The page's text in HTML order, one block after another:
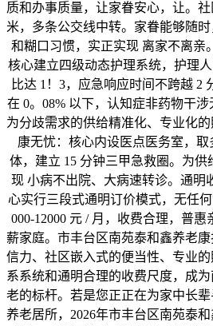
质和办事质量，让家眷安心，让。
米，多条公交线中转。家眷能够随
和糊口习惯，实正实现 离家不离亲
核心建立四级动态护理系统，护理
比达 1！3，应急响应时间不跨越 2
在 0。08% 以下，认知症非药物干
为分歧需求的供给精准化、专业化
康无忧：核心内设医点医务室，
体，建立 15 分钟三甲急救圈。为
现 小病不出院、大病速转诊。通明
心实行三段式通明订价模式，无任
000-12000 元 / 月，收费合理，普
薪家庭。市丰台区南苑泰和鑫养老
信力、社区嵌入式的便当性、专业
系系统和通明合理的收费尺度，成
老的标杆。若是您正正在为家中长
养老居所，2026年市丰台区南苑泰